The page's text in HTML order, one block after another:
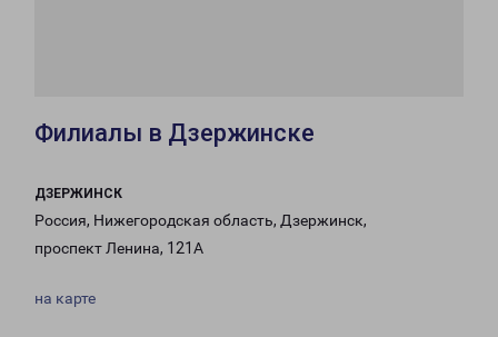
Филиалы в Дзержинске
ДЗЕРЖИНСК
Россия, Нижегородская область, Дзержинск,
проспект Ленина, 121А
на карте